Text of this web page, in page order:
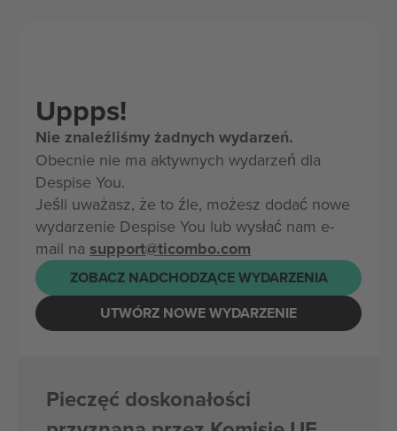
Uppps!
Nie znaleźliśmy żadnych wydarzeń.
Obecnie nie ma aktywnych wydarzeń dla
Despise You.
Jeśli uważasz, że to źle, możesz dodać nowe
wydarzenie Despise You lub wysłać nam e-
mail na support@ticombo.com
ZOBACZ NADCHODZĄCE WYDARZENIA
UTWÓRZ NOWE WYDARZENIE
Pieczęć doskonałości